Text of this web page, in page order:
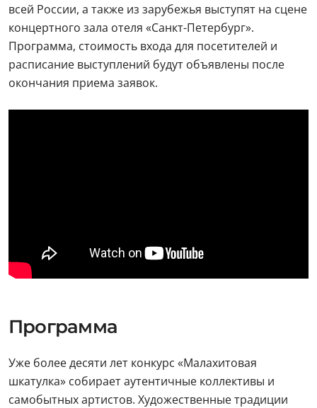
всей России, а также из зарубежья выступят на сцене
концертного зала отеля «Санкт-Петербург».
Программа, стоимость входа для посетителей и
расписание выступлений будут объявлены после
окончания приема заявок.
Программа
Уже более десяти лет конкурс «Малахитовая
шкатулка» собирает аутентичные коллективы и
самобытных артистов. Художественные традиции